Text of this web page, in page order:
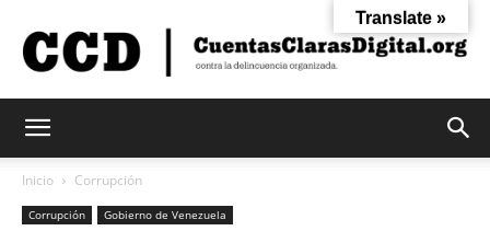
Inicio Corrupción
Corrupción Gobierno de Venezuela
Translate »